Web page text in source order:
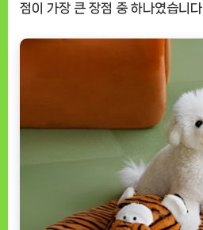
점이 가장 큰 장점 중 하나였습니다.